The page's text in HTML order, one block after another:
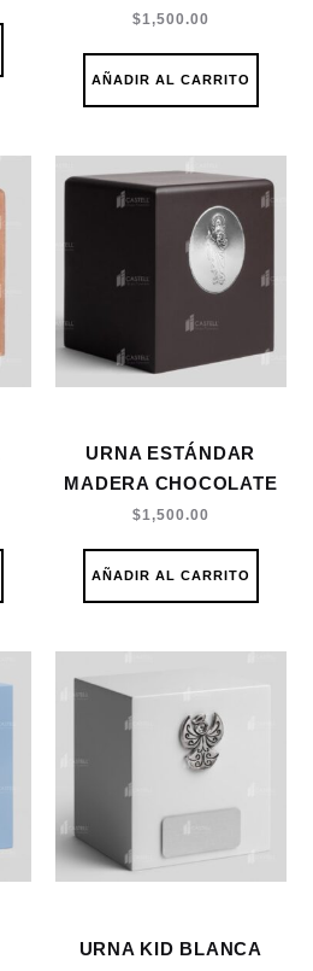
$1,500.00
AÑADIR AL CARRITO
URNA ESTÁNDAR
MADERA CHOCOLATE
$1,500.00
AÑADIR AL CARRITO
URNA KID BLANCA